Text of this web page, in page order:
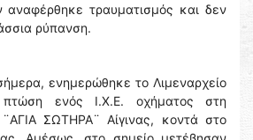
αναφέρθηκε τραυματισμός και δεν
ρύπανση.
ενημερώθηκε το Λιμεναρχείο
πτώση ενός Ι.Χ.Ε. οχήματος στη
ΣΩΤΗΡΑ¨ Αίγινας, κοντά στο